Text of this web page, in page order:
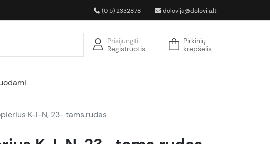
(0 5) 2332878 dolovija@dolovija.lt
Prisijungti
Registruotis
Pirkinių
krepšelis
K-I-N, 23- tams.rudas